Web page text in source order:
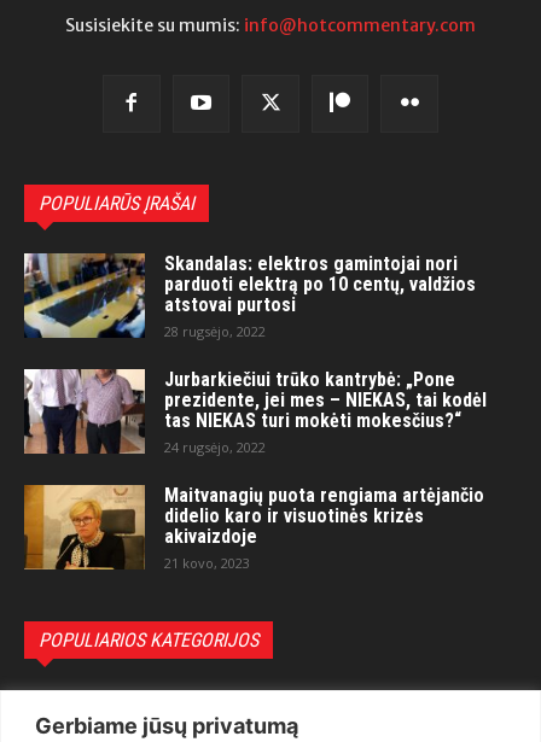
Gerbiame jūsų privatumą
Susisiekite su mumis: info@hotcommentary.com
POPULIARŪS ĮRAŠAI
Skandalas: elektros gamintojai nori
parduoti elektrą po 10 centų, valdžios
atstovai purtosi
28 rugsėjo, 2022
Jurbarkiečiui trūko kantrybė: „Pone
prezidente, jei mes – NIEKAS, tai kodėl
tas NIEKAS turi mokėti mokesčius?“
24 rugsėjo, 2022
Maitvanagių puota rengiama artėjančio
didelio karo ir visuotinės krizės
akivaizdoje
21 kovo, 2023
POPULIARIOS KATEGORIJOS